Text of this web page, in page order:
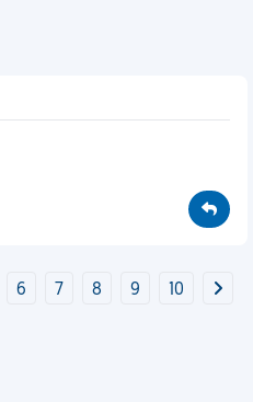
6 7 8 9 10